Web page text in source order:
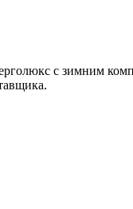
с зимним